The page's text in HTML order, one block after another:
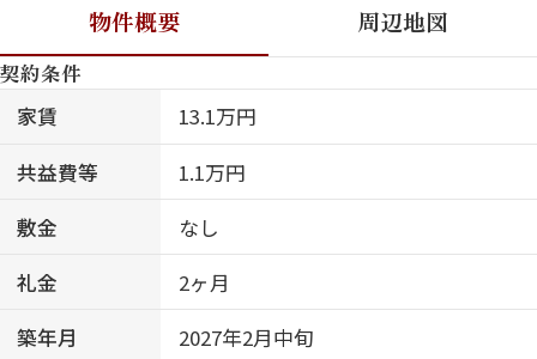
物件概要 周辺地図
契約条件
家賃
13.1万円
共益費等
1.1万円
敷金
なし
礼金
2ヶ月
築年月
2027年2月中旬